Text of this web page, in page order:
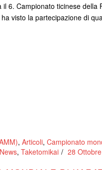
6. Campionato ticinese della
visto la partecipazione di
, Articoli, Campionato
News, Taketomikai 28